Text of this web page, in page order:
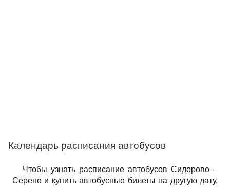
Календарь расписания автобусов
Чтобы узнать расписание автобусов Сидорово –
Серено и купить автобусные билеты на другую дату,